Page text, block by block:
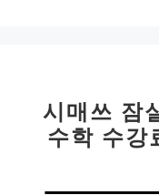
시매쓰 잠
수학 수강